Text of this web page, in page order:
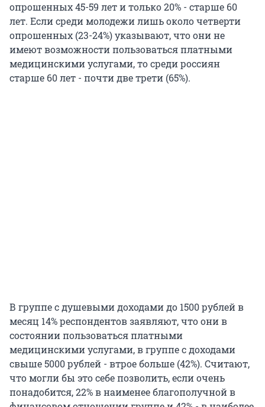
опрошенных 45-59 лет и только 20% - старше 60
лет. Если среди молодежи лишь около четверти
опрошенных (23-24%) указывают, что они не
имеют возможности пользоваться платными
медицинскими услугами, то среди россиян
старше 60 лет - почти две трети (65%).
В группе с душевыми доходами до 1500 рублей в
месяц 14% респондентов заявляют, что они в
состоянии пользоваться платными
медицинскими услугами, в группе с доходами
свыше 5000 рублей - втрое больше (42%). Считают,
что могли бы это себе позволить, если очень
понадобится, 22% в наименее благополучной в